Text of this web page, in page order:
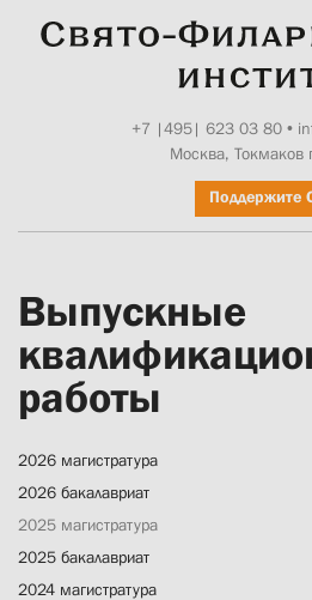
+7 |495| 623 03 80•
Москва, Токмаков
Поддержите
Выпускные
работы
2026 магистратура
2026 бакалавриат
2025 магистратура
2025 бакалавриат
2024 магистратура